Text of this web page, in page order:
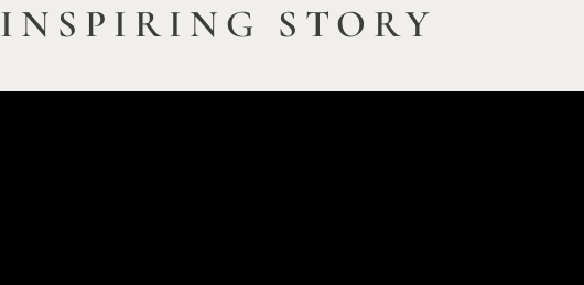
INSPIRING STORY